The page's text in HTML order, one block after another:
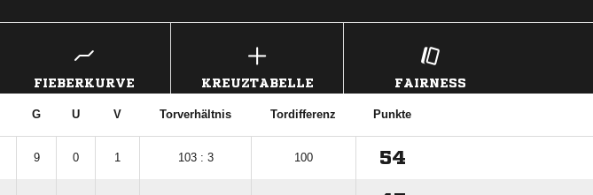
FIEBERKURVE KREUZTABELLE FAIRNESS
G U V Torverhältnis Tordifferenz Punkte
9 0 1 103 : 3 100 54